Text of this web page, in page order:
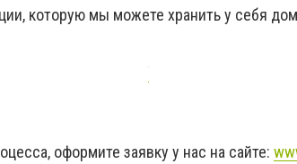
которую мы можете хранить у себя
оформите заявку у нас на сайте: